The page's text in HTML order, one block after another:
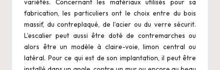
variétés. Concernant les matériaux utilisés pour sa
fabrication, les particuliers ont le choix entre du bois
massif, du contreplaqué, de l’acier ou du verre sécurit.
L’escalier peut aussi être doté de contremarches ou
alors être un modèle à claire-voie, limon central ou
latéral. Pour ce qui est de son implantation, il peut être